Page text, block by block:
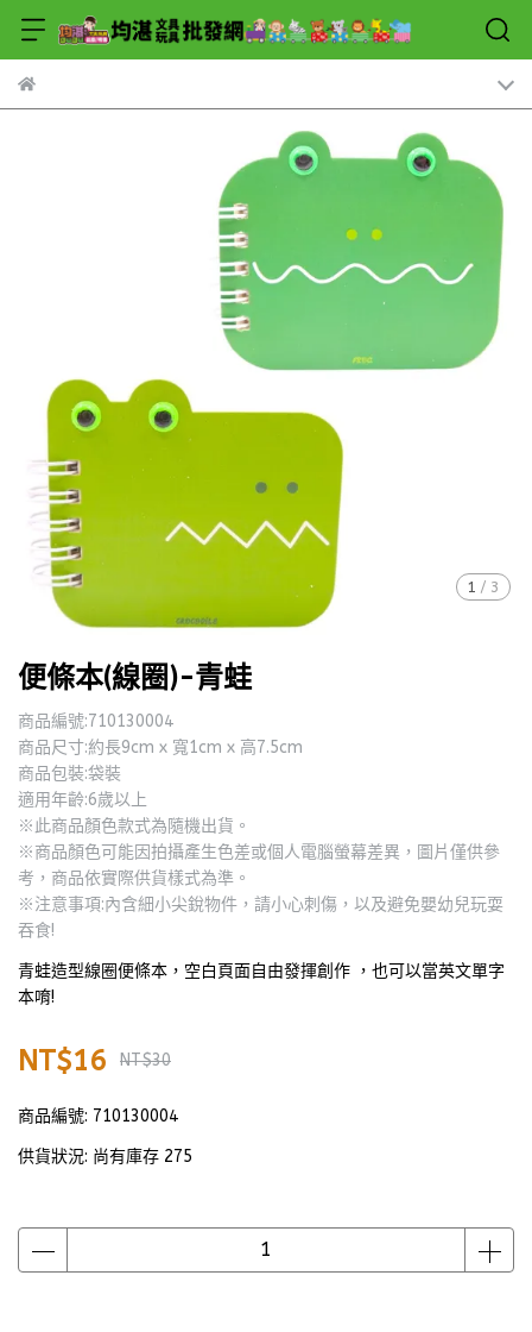
1 / 3
便條本(線圈)-青蛙
商品編號:710130004
商品尺寸:約長9cm x 寬1cm x 高7.5cm
商品包裝:袋裝
適用年齡:6歲以上
※此商品顏色款式為隨機出貨。
※商品顏色可能因拍攝產生色差或個人電腦螢幕差異，圖片僅供參
考，商品依實際供貨樣式為準。
※注意事項:內含細小尖銳物件，請小心刺傷，以及避免嬰幼兒玩耍
吞食!
青蛙造型線圈便條本，空白頁面自由發揮創作 ，也可以當英文單字
本唷!
NT$16 NT$30
商品編號: 710130004
供貨狀況: 尚有庫存 275